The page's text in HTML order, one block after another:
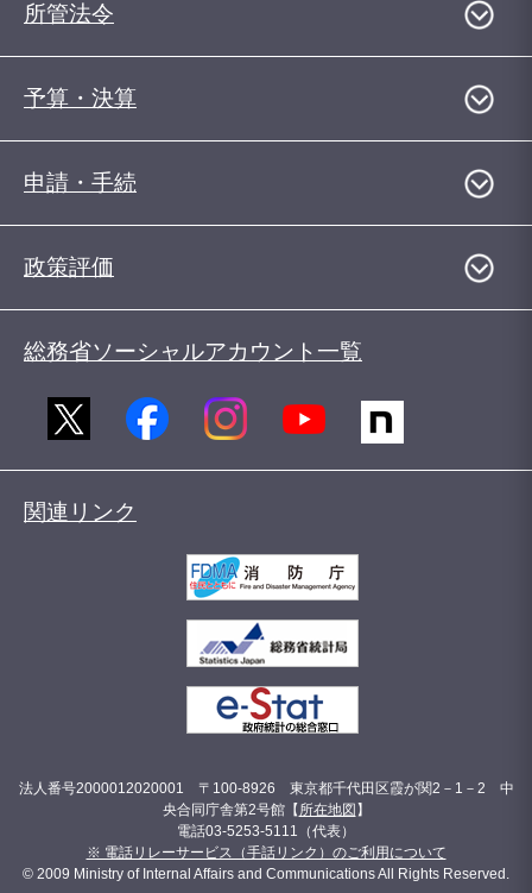
所管法令
予算・決算
申請・手続
政策評価
総務省ソーシャルアカウント一覧
関連リンク
法人番号2000012020001 〒100-8926 東京都千代田区霞が関2－1－2 中
央合同庁舎第2号館【 所在地図 】
電話03-5253-5111（代表）
※ 電話リレーサービス（手話リンク）のご利用について
© 2009 Ministry of Internal Affairs and Communications All Rights Reserved.